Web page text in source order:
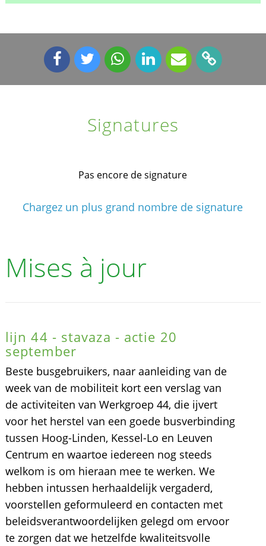
Signatures
Pas encore de signature
Chargez un plus grand nombre de signature
Mises à jour
lijn 44 - stavaza - actie 20
september
Beste busgebruikers, naar aanleiding van de
week van de mobiliteit kort een verslag van
de activiteiten van Werkgroep 44, die ijvert
voor het herstel van een goede busverbinding
tussen Hoog-Linden, Kessel-Lo en Leuven
Centrum en waartoe iedereen nog steeds
welkom is om hieraan mee te werken. We
hebben intussen herhaaldelijk vergaderd,
voorstellen geformuleerd en contacten met
beleidsverantwoordelijken gelegd om ervoor
te zorgen dat we hetzelfde kwaliteitsvolle